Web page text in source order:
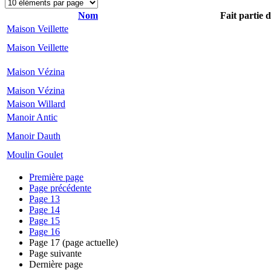
Nom
Fait partie
Maison Veillette
Maison Veillette
Maison Vézina
Maison Vézina
Maison Willard
Manoir Antic
Manoir Dauth
Moulin Goulet
Première page
Page précédente
Page 13
Page 14
Page 15
Page 16
Page 17 (page actuelle)
Page suivante
Dernière page